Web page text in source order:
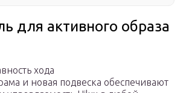
для активного образа
хода
и новая подвеска обеспечивают